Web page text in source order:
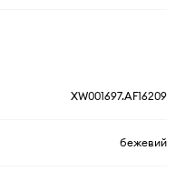
XW001697.AF16209
бежевий